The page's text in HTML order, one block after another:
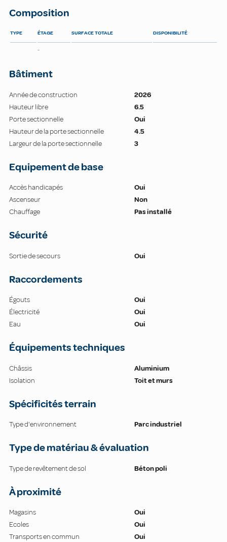
Composition
TYPE ÉTAGE SURFACE TOTALE DISPONIBILITÉ
-
Bâtiment
Année de construction
2026
Hauteur libre
6.5
Porte sectionnelle
Oui
Hauteur de la porte sectionnelle
4.5
Largeur de la porte sectionnelle
3
Equipement de base
Accès handicapés
Oui
Ascenseur
Non
Chauffage
Pas installé
Sécurité
Sortie de secours Oui
Raccordements
Égouts
Oui
Électricité
Oui
Eau
Oui
Équipements techniques
Châssis
Aluminium
Isolation
Toit et murs
Spécificités terrain
Type d'environnement Parc industriel
Type de matériau & évaluation
Type de revêtement de sol Béton poli
À proximité
Magasins
Oui
Ecoles
Oui
Transports en commun
Oui